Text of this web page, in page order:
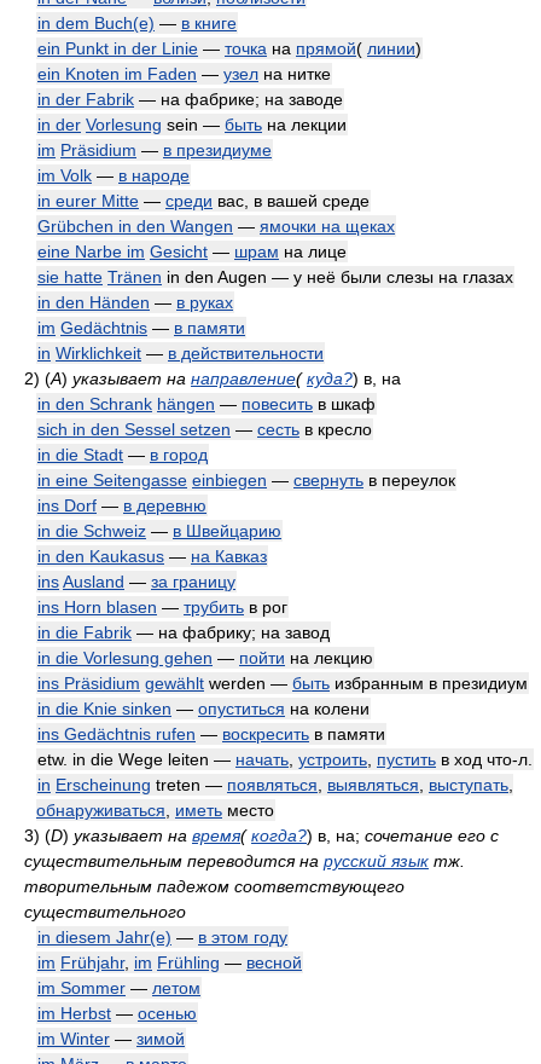
in dem Buch(e) — в книге
ein Punkt in der Linie — точка на прямой( линии)
ein Knoten im Faden — узел на нитке
in der Fabrik — на фабрике; на заводе
in der Vorlesung sein — быть на лекции
im Präsidium — в президиуме
im Volk — в народе
in eurer Mitte — среди вас, в вашей среде
Grübchen in den Wangen — ямочки на щеках
eine Narbe im Gesicht — шрам на лице
sie hatte Tränen in den Augen — у неё были слезы на глазах
in den Händen — в руках
im Gedächtnis — в памяти
in Wirklichkeit — в действительности
2) (A) указывает на направление(куда?) в, на
in den Schrank hängen — повесить в шкаф
sich in den Sessel setzen — сесть в кресло
in die Stadt — в город
in eine Seitengasse einbiegen — свернуть в переулок
ins Dorf — в деревню
in die Schweiz — в Швейцарию
in den Kaukasus — на Кавказ
insAusland — за границу
ins Horn blasen — трубить в рог
in die Fabrik — на фабрику; на завод
in die Vorlesung gehen — пойти на лекцию
ins Präsidium gewählt werden — быть избранным в президиум
in die Knie sinken — опуститься на колени
ins Gedächtnis rufen — воскресить в памяти
etw. in die Wege leiten — начать устроить пустить в ход что-л.
in Erscheinung treten — появляться выявляться выступать
обнаруживаться
иметь место
3) (D) указывает на время(когда?) в, на; сочетание его с
существительным переводится на русский язык тж.
творительным падежом соответствующего
существительного
in diesem Jahr(e) — в этом году
im Frühjahr, im Frühling — весной
im Sommer — летом
im Herbst — осенью
im Winter — зимой